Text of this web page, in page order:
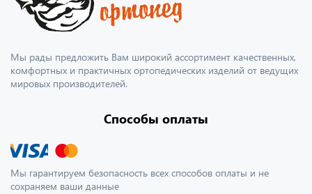
Мы рады предложить Вам широкий ассортимент качественных,
комфортных и практичных ортопедических изделий от ведущих
мировых производителей.
Способы оплаты
Мы гарантируем безопасность всех способов оплаты и не
сохраняем ваши данные